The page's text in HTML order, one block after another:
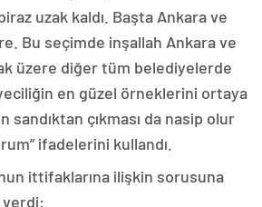
uzak kaldı. Başta Ankara ve
Bu seçimde inşallah Ankara ve
üzere diğer tüm belediyelerde
en güzel örneklerini ortaya
sandıktan çıkması da nasip olur
ifadelerini kullandı.
ittifaklarına ilişkin sorusuna
verdi: